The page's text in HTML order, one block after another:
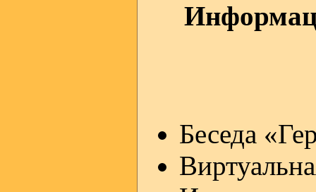
Беседа